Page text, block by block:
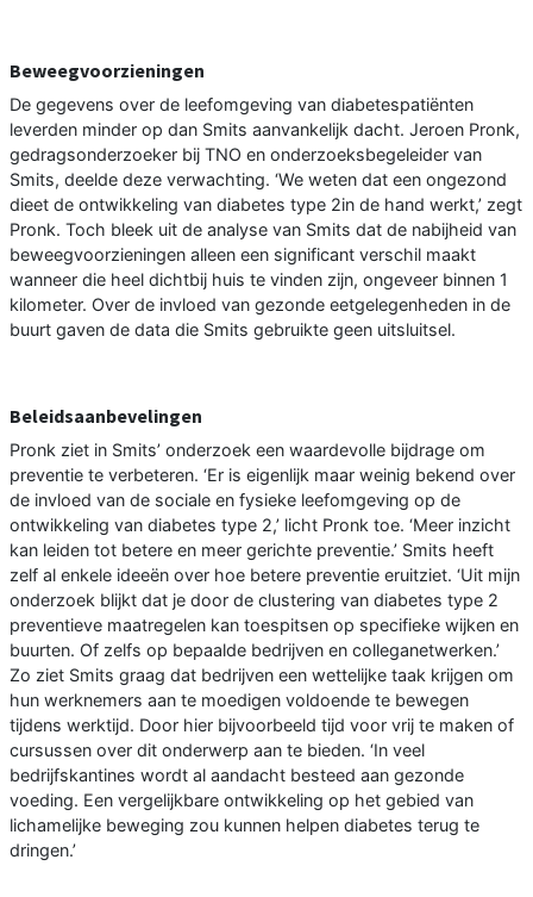
Beweegvoorzieningen
De gegevens over de leefomgeving van diabetespatiënten
leverden minder op dan Smits aanvankelijk dacht. Jeroen Pronk,
gedragsonderzoeker bij TNO en onderzoeksbegeleider van
Smits, deelde deze verwachting. ‘We weten dat een ongezond
dieet de ontwikkeling van diabetes type 2in de hand werkt,’ zegt
Pronk. Toch bleek uit de analyse van Smits dat de nabijheid van
beweegvoorzieningen alleen een significant verschil maakt
wanneer die heel dichtbij huis te vinden zijn, ongeveer binnen 1
kilometer. Over de invloed van gezonde eetgelegenheden in de
buurt gaven de data die Smits gebruikte geen uitsluitsel.
Beleidsaanbevelingen
Pronk ziet in Smits’ onderzoek een waardevolle bijdrage om
preventie te verbeteren. ‘Er is eigenlijk maar weinig bekend over
de invloed van de sociale en fysieke leefomgeving op de
ontwikkeling van diabetes type 2,’ licht Pronk toe. ‘Meer inzicht
kan leiden tot betere en meer gerichte preventie.’ Smits heeft
zelf al enkele ideeën over hoe betere preventie eruitziet. ‘Uit mijn
onderzoek blijkt dat je door de clustering van diabetes type 2
preventieve maatregelen kan toespitsen op specifieke wijken en
buurten. Of zelfs op bepaalde bedrijven en colleganetwerken.’
Zo ziet Smits graag dat bedrijven een wettelijke taak krijgen om
hun werknemers aan te moedigen voldoende te bewegen
tijdens werktijd. Door hier bijvoorbeeld tijd voor vrij te maken of
cursussen over dit onderwerp aan te bieden. ‘In veel
bedrijfskantines wordt al aandacht besteed aan gezonde
voeding. Een vergelijkbare ontwikkeling op het gebied van
lichamelijke beweging zou kunnen helpen diabetes terug te
dringen.’